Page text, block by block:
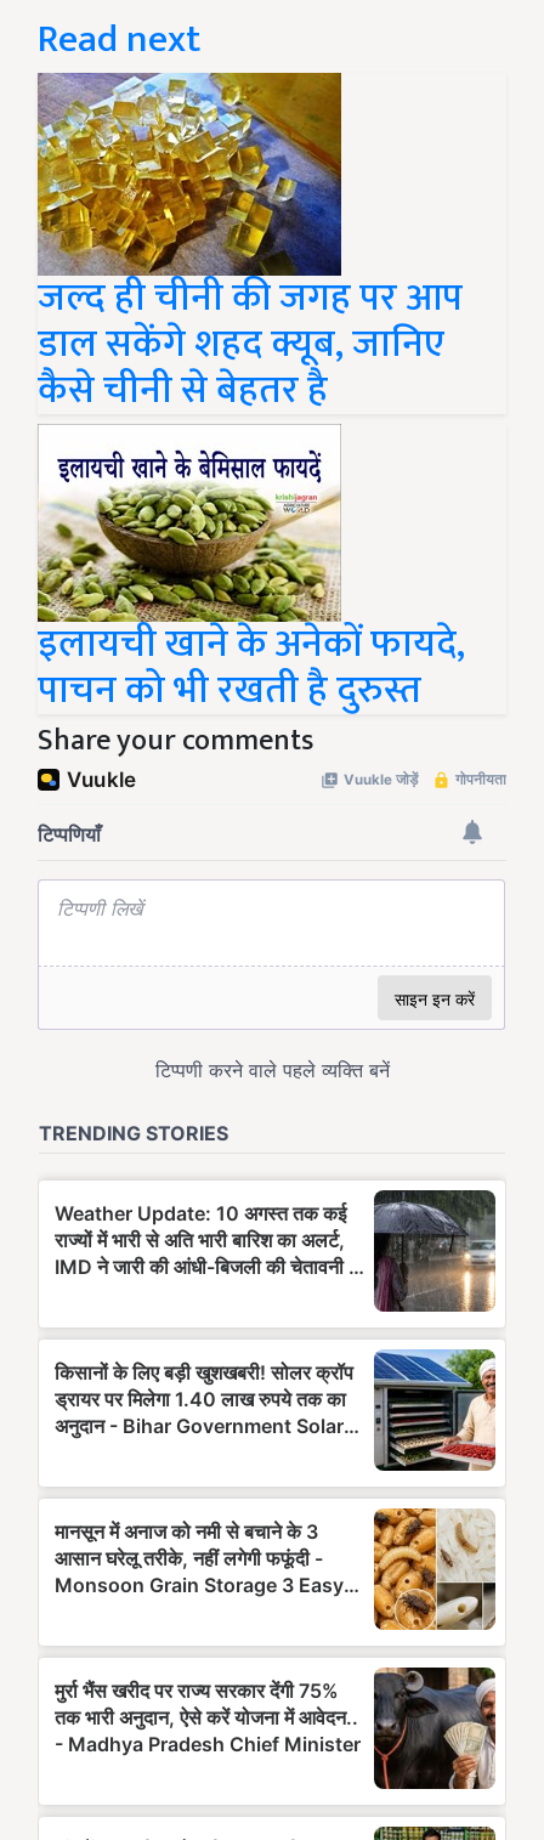
Read next
जल्द ही चीनी की जगह पर आप
डाल सकेंगे शहद क्यूब, जानिए
कैसे चीनी से बेहतर है
इलायची खाने के अनेकों फायदे,
पाचन को भी रखती है दुरुस्त
Share your comments